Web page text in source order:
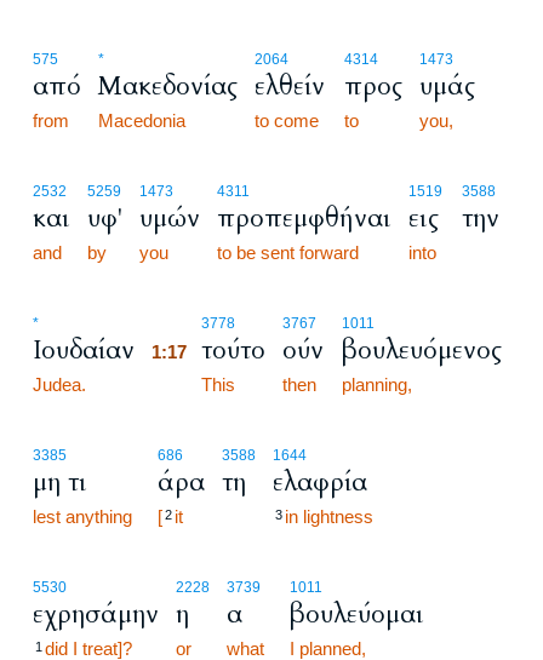
575
από
from
*
Μακεδονίας
Macedonia
2064
ελθείν
to come
4314
προς
to
1473
υμάς
you,
2532
και
and
5259
υφ'
by
1473
υμών
you
4311
προπεμφθήναι
to be sent forward
1519
εις
into
3588
την
*
Ιουδαίαν
Judea.
3778
1:17 τούτο
This
3767
ούν
then
1011
βουλευόμενος
planning,
3385
μη τι
lest anything
686
άρα
[2 it
3588
τη
1644
ελαφρία
3 in lightness
5530
εχρησάμην
1 did I treat]?
2228
η
or
3739
α
what
1011
βουλεύομαι
I planned,